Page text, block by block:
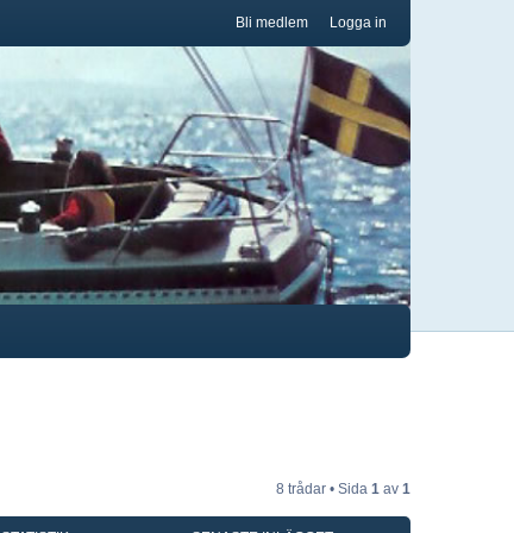
Logga in
Bli medlem
8 trådar • Sida 1 av 1